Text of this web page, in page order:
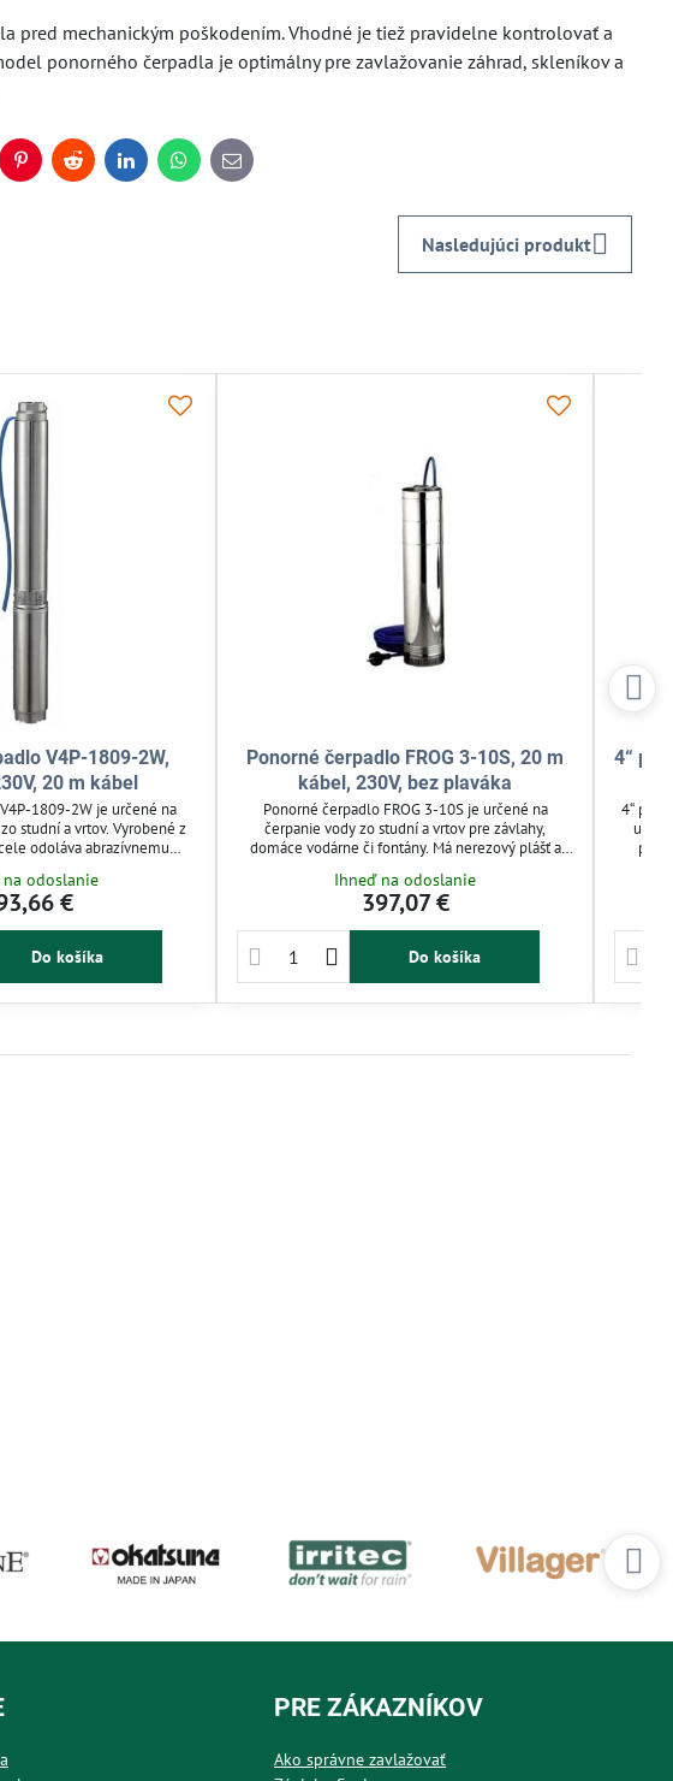
pred mechanickým poškodením. Vhodné je tiež pravidelne kontrolovať a
ponorného čerpadla je optimálny pre zavlažovanie záhrad, skleníkov a
PinterestRedditLinkedInWhatsApp
E-
mail
Nasledujúci produkt
V4P-1809-2W,
20 m kábel
1809-2W je určené na
studní a vrtov. Vyrobené z
odoláva abrazívnemu
aj poľnohospodárske
úsporné riešenie
odoslanie
€
Do košíka
Ponorné čerpadlo FROG 3-10S, 20 m
kábel, 230V, bez plaváka
Ponorné čerpadlo FROG 3-10S je určené na
čerpanie vody zo studní a vrtov pre závlahy,
domáce vodárne či fontány. Má nerezový plášť a
Integrovaný rozbehový kondenzátor a 20 m kábel
zjednodušujú inštaláciu a obsluhu. Výmena plaváka
Ihneď na odoslanie
397,07 €
Do košíka
4“
4“
PRE ZÁKAZNÍKOV
Ako správne zavlažovať